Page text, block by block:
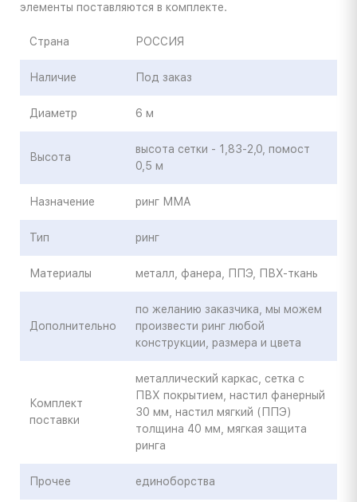
элементы поставляются в комплекте.
Страна РОССИЯ
Наличие Под заказ
Диаметр 6 м
Высота
высота сетки - 1,83-2,0, помост
0,5 м
Назначение ринг ММА
Тип ринг
Материалы металл, фанера, ППЭ, ПВХ-ткань
Дополнительно
по желанию заказчика, мы можем
произвести ринг любой
конструкции, размера и цвета
Комплект
поставки
металлический каркас, сетка с
ПВХ покрытием, настил фанерный
30 мм, настил мягкий (ППЭ)
толщина 40 мм, мягкая защита
ринга
Прочее единоборства